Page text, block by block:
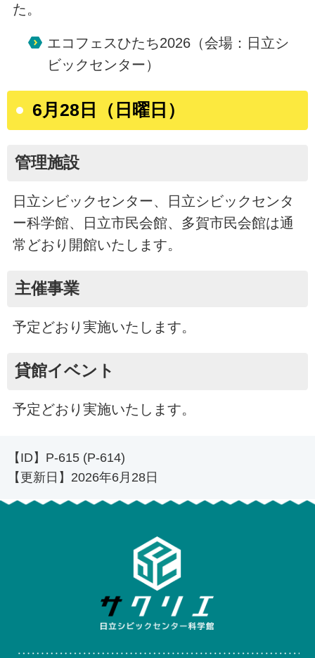
た。
エコフェスひたち2026（会場：日立シ
ビックセンター）
6月28日（日曜日）
管理施設
日立シビックセンター、日立シビックセンタ
ー科学館、日立市民会館、多賀市民会館は通
常どおり開館いたします。
主催事業
予定どおり実施いたします。
貸館イベント
予定どおり実施いたします。
【ID】 P-615 (P-614)
【更新日】 2026年6月28日